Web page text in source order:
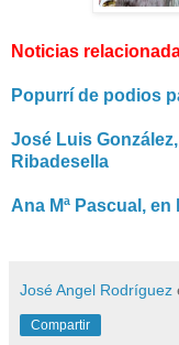
Noticias
Popurrí de podios
José Luis
Ribadesella
Ana Mª Pascual,
José Angel Rodríguez
Compartir